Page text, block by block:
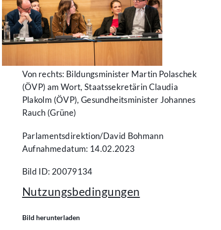
Von rechts: Bildungsminister Martin Polaschek
(ÖVP) am Wort, Staatssekretärin Claudia
Plakolm (ÖVP), Gesundheitsminister Johannes
Rauch (Grüne)
Parlamentsdirektion/​David Bohmann
Aufnahmedatum: 14.02.2023
Bild ID: 20079134
Nutzungsbedingungen
Bild herunterladen